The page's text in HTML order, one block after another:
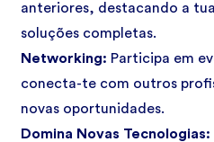
anteriores, destacando a
soluções completas.
Networking: Participa em
conecta-te com outros
novas oportunidades.
Domina Novas Tecnologias: